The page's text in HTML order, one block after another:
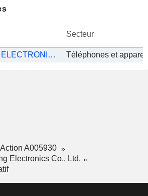
Secteur
SAMSUNG ELECTRONICS CO., LTD.
Action A005930
Electronics Co., Ltd.